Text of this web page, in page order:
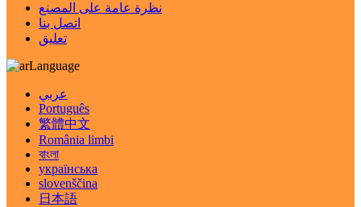
نظرة عامة على المصنع
اتصل بنا
تعليق
Language
عربي
Português
繁體中文
România limbi
বাংলা
українська
slovenščina
日本語